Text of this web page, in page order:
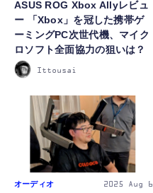
ASUS ROG Xbox Allyレビュ
ー 「Xbox」を冠した携帯ゲ
ーミングPC次世代機、マイク
ロソフト全面協力の狙いは？
Ittousai
オーディオ 2025 Aug 6